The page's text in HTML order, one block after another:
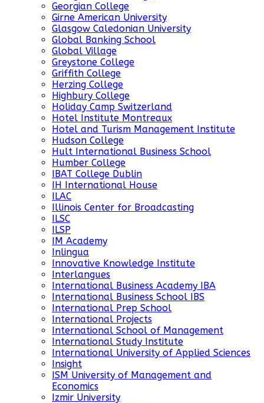
Georgian College
Girne American University
Glasgow Caledonian University
Global Banking School
Global Village
Greystone College
Griffith College
Herzing College
Highbury College
Holiday Camp Switzerland
Hotel Institute Montreaux
Hotel and Turism Management Institute
Hudson College
Hult International Business School
Humber College
IBAT College Dublin
IH International House
ILAC
Illinois Center for Broadcasting
ILSC
ILSP
IM Academy
Inlingua
Innovative Knowledge Institute
Interlangues
International Business Academy IBA
International Business School IBS
International Prep School
International Projects
International School of Management
International Study Institute
International University of Applied Sciences
Insight
ISM University of Management and
Economics
Izmir University